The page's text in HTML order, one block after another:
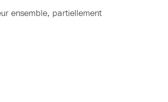
ensemble, partiellement